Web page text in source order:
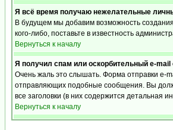
Я всё время получаю нежелательные
В будущем мы добавим возможность
кого-либо, поставьте в известность
Вернуться к началу
Я получил спам или оскорбительный e-mail
Очень жаль это слышать. Форма отправки e-
отправляющих подобные сообщения. Вы
все заголовки (в них содержится
Вернуться к началу